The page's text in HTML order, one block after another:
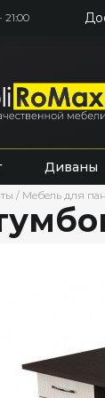
21:00
Диваны
/ Мебель для